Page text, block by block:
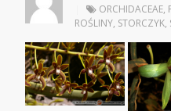
ORCHIDACEAE,
ROŚLINY, STORCZYK,